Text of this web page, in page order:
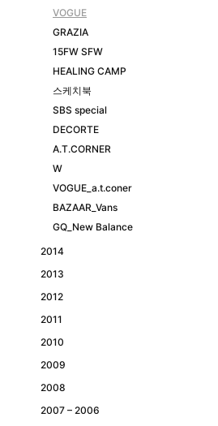
VOGUE
GRAZIA
15FW SFW
HEALING CAMP
스케치북
SBS special
DECORTE
A.T.CORNER
W
VOGUE_a.t.coner
BAZAAR_Vans
GQ_New Balance
2014
2013
2012
2011
2010
2009
2008
2007 – 2006